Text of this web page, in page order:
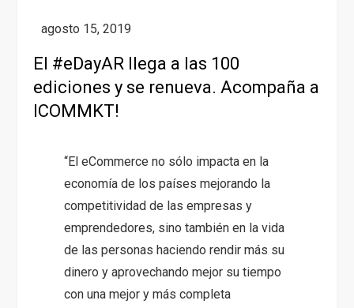
El #eDayAR llega a las 100
ediciones y se renueva. Acompaña a
ICOMMKT!
“El eCommerce no sólo impacta en la
economía de los países mejorando la
competitividad de las empresas y
emprendedores, sino también en la vida
de las personas haciendo rendir más su
dinero y aprovechando mejor su tiempo
con una mejor y más completa